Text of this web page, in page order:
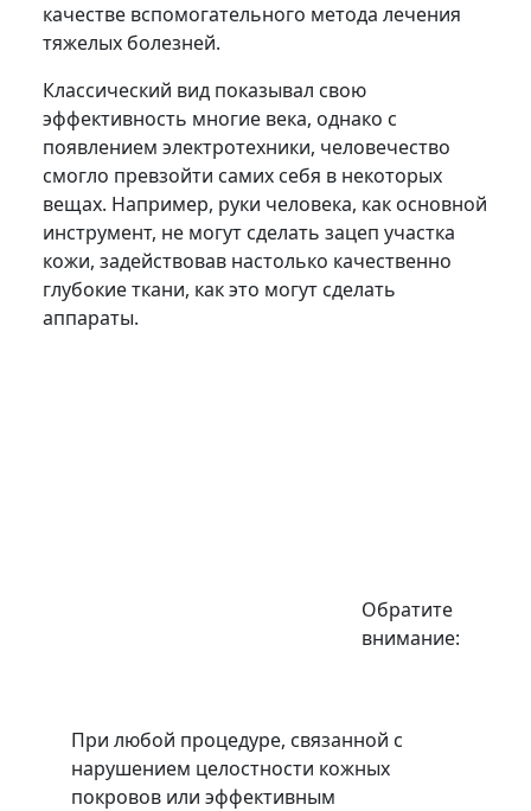
качестве вспомогательного метода лечения
тяжелых болезней.
Классический вид показывал свою
эффективность многие века, однако с
появлением электротехники, человечество
смогло превзойти самих себя в некоторых
вещах. Например, руки человека, как основной
инструмент, не могут сделать зацеп участка
кожи, задействовав настолько качественно
глубокие ткани, как это могут сделать
аппараты.
Обратите
внимание:
При любой процедуре, связанной с
нарушением целостности кожных
покровов или эффективным